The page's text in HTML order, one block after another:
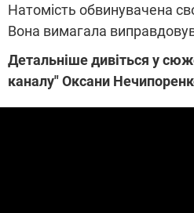
Натомість обвинувачена
Вона вимагала
Детальніше дивіться у
каналу" Оксани